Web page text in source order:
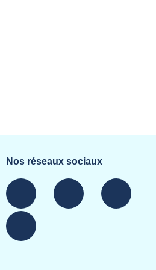
Nos réseaux sociaux